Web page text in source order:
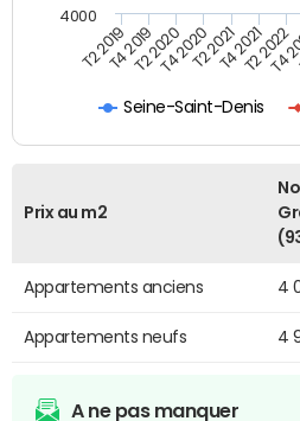
Seine-Saint-Denis
T2 2019T4 2019T2 2020T4 2020T2 2021T4 2021T2 2022
T4
4000
Prix au m2
Appartements anciens 4
Appartements neufs 4
A ne pas manquer